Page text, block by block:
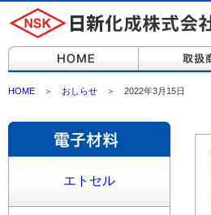
HOME ＞ おしらせ ＞ 2022年3月15日
エトセル